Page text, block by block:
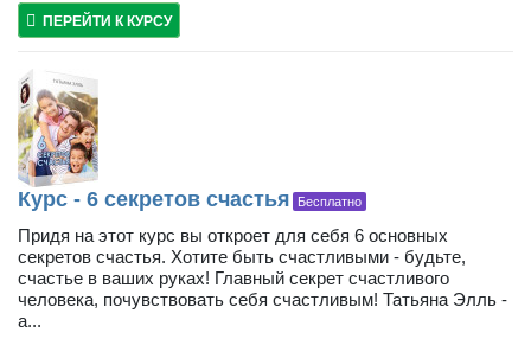
ПЕРЕЙТИ К КУРСУ
Курс - 6 секретов счастья Бесплатно
Придя на этот курс вы откроет для себя 6 основных
секретов счастья. Хотите быть счастливыми - будьте,
счастье в ваших руках! Главный секрет счастливого
человека, почувствовать себя счастливым! Татьяна Элль -
а...